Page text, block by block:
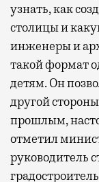
узнать, как
столицы и
инженеры и
такой формат
детям. Он
другой
прошлым,
отметил
руководитель